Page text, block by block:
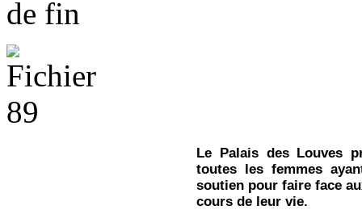
Le Palais des Louves
toutes les femmes
soutien pour faire face
cours de leur vie.